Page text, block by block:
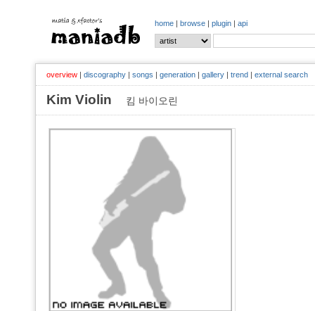
home | browse | plugin | api
overview | discography | songs | generation | gallery | trend | external search
Kim Violin 킴 바이오린